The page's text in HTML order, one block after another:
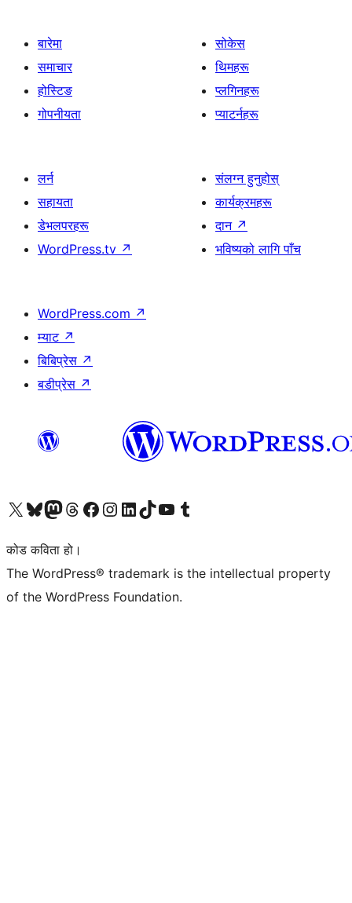
बारेमा
समाचार
होस्टिङ
गोपनीयता
सोकेस
थिमहरू
प्लगिनहरू
प्याटर्नहरू
लर्न
सहायता
डेभलपरहरू
WordPress.tv ↗
संलग्न हुनुहोस्
कार्यक्रमहरू
दान ↗
भविष्यको लागि पाँच
WordPress.com ↗
म्याट ↗
बिबिप्रेस ↗
बडीप्रेस ↗
हाम्रो X (पहिले ट्विटर) खातामा जानुहोस्
हाम्रो Bluesky खाता भ्रमण गर्नुहोस्
हाम्रो म्यास्टोडन खाता भ्रमण गर्नुहोस्
हाम्रो थ्रेड्स खातामा जानुहोस्
हाम्रो फेसबुक पेजमा जानुहोस्
हाम्रो इन्स्टाग्राम खातामा जानुहोस्
हाम्रो लिङ्क्डइन खातामा जानुहोस्
हाम्रो TikTok खाता भ्रमण गर्नुहोस्
हाम्रो युट्युब च्यानलमा जानुहोस्
हाम्रो टम्बलर खाता भ्रमण गर्नुहोस्
कोड कविता हो।
The WordPress® trademark is the intellectual property
of the WordPress Foundation.